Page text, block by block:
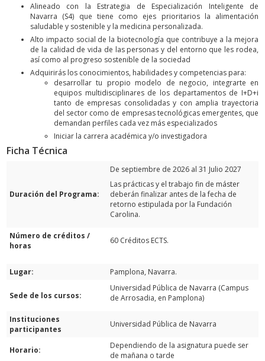
Alineado con la Estrategia de Especialización Inteligente de
Navarra (S4) que tiene como ejes prioritarios la alimentación
saludable y sostenible y la medicina personalizada.
Alto impacto social de la biotecnología que contribuye a la mejora
de la calidad de vida de las personas y del entorno que les rodea,
así como al progreso sostenible de la sociedad
Adquirirás los conocimientos, habilidades y competencias para:
desarrollar tu propio modelo de negocio, integrarte en
equipos multidisciplinares de los departamentos de I+D+i
tanto de empresas consolidadas y con amplia trayectoria
del sector como de empresas tecnológicas emergentes, que
demandan perfiles cada vez más especializados
Iniciar la carrera académica y/o investigadora
Ficha Técnica
Duración del Programa:
De septiembre de 2026 al 31 Julio 2027
Las prácticas y el trabajo fin de máster
deberán finalizar antes de la fecha de
retorno estipulada por la Fundación
Carolina.
Número de créditos /
horas
60 Créditos ECTS.
Lugar: Pamplona, Navarra.
Sede de los cursos:
Universidad Pública de Navarra (Campus
de Arrosadia, en Pamplona)
Instituciones
participantes
Universidad Pública de Navarra
Horario:
Dependiendo de la asignatura puede ser
de mañana o tarde